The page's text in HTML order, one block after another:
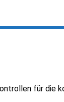
für die